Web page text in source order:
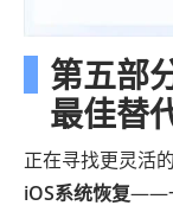
第五部
最佳替
正在寻找更灵活
iOS系统恢复——